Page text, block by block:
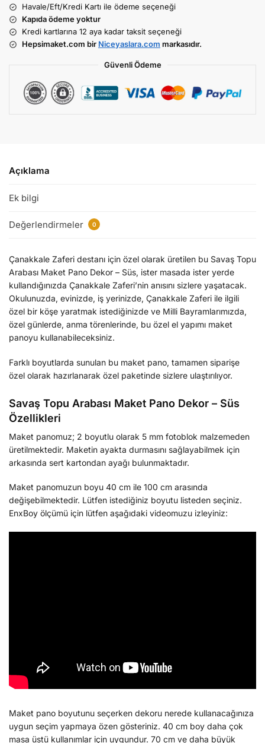
Havale/Eft/Kredi Kartı ile ödeme seçeneği
Kapıda ödeme yoktur
Kredi kartlarına 12 aya kadar taksit seçeneği
Hepsimaket.com bir Niceyaslara.com markasıdır.
Güvenli Ödeme
Açıklama
Ek bilgi
Değerlendirmeler 0
Çanakkale Zaferi destanı için özel olarak üretilen bu Savaş Topu
Arabası Maket Pano Dekor – Süs, ister masada ister yerde
kullandığınızda Çanakkale Zaferi’nin anısını sizlere yaşatacak.
Okulunuzda, evinizde, iş yerinizde, Çanakkale Zaferi ile ilgili
özel bir köşe yaratmak istediğinizde ve Milli Bayramlarımızda,
özel günlerde, anma törenlerinde, bu özel el yapımı maket
panoyu kullanabileceksiniz.
Farklı boyutlarda sunulan bu maket pano, tamamen siparişe
özel olarak hazırlanarak özel paketinde sizlere ulaştırılıyor.
Savaş Topu Arabası Maket Pano Dekor – Süs
Özellikleri
Maket panomuz; 2 boyutlu olarak 5 mm fotoblok malzemeden
üretilmektedir. Maketin ayakta durmasını sağlayabilmek için
arkasında sert kartondan ayağı bulunmaktadır.
Maket panomuzun boyu 40 cm ile 100 cm arasında
değişebilmektedir. Lütfen istediğiniz boyutu listeden seçiniz.
EnxBoy ölçümü için lütfen aşağıdaki videomuzu izleyiniz:
Maket pano boyutunu seçerken dekoru nerede kullanacağınıza
uygun seçim yapmaya özen gösteriniz. 40 cm boy daha çok
masa üstü kullanımlar için uygundur. 70 cm ve daha büyük